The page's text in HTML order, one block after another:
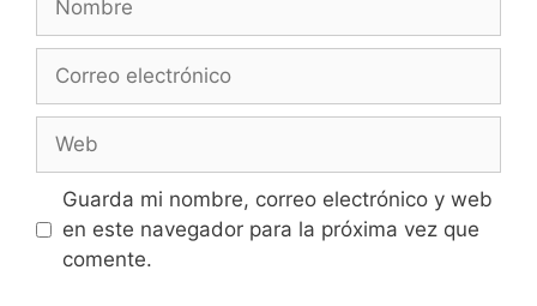
Guarda mi nombre, correo electrónico y web
en este navegador para la próxima vez que
comente.